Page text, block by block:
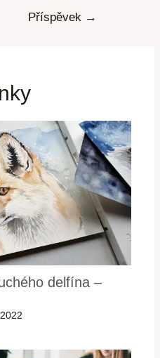
Příspěvek →
delfína –